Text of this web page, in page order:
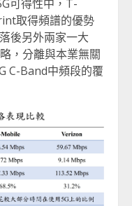
可得性中，T-
取得頻譜的優勢
後另外兩家一大
，分離與本業無關
C-Band中頻段的覆